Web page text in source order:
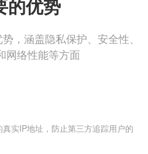
的优势
，涵盖隐私保护、安全性、
网络性能等方面
实IP地址，防止第三方追踪用户的